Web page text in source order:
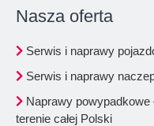
Nasza oferta
Serwis i naprawy
Serwis i naprawy
Naprawy powypadkowe
terenie całej Polski